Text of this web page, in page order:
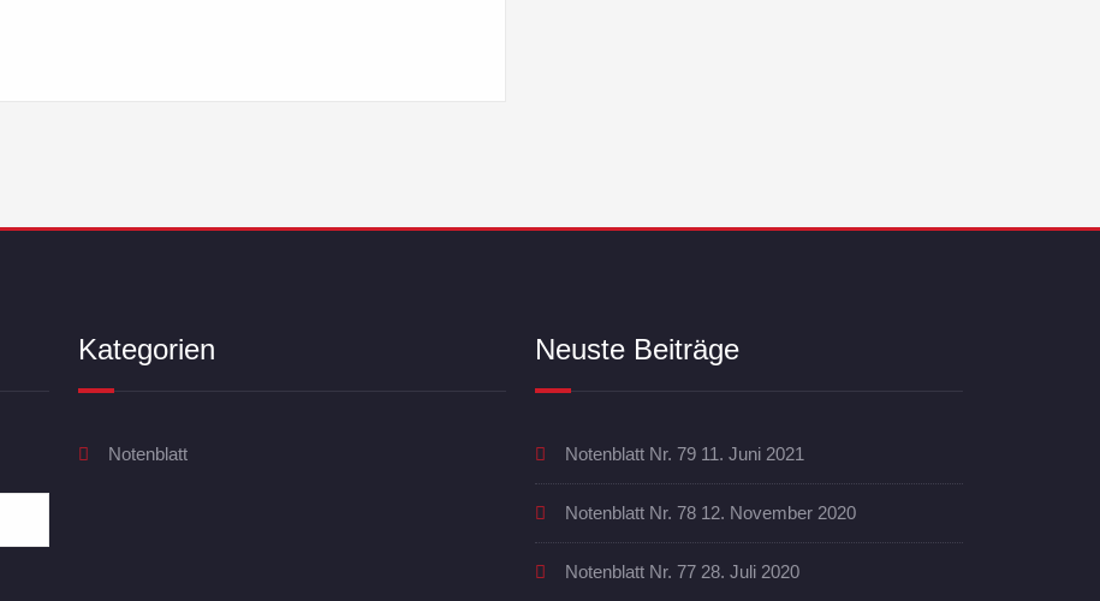
Kategorien
Notenblatt
Neuste Beiträge
Notenblatt Nr. 79 11. Juni 2021
Notenblatt Nr. 78 12. November 2020
Notenblatt Nr. 77 28. Juli 2020